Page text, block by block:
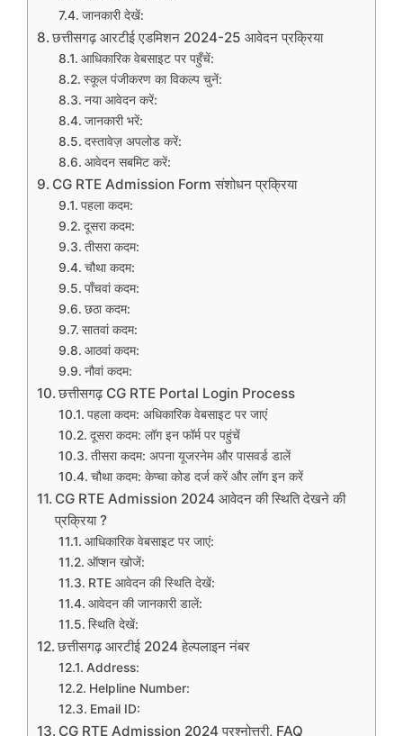
जानकारी देखें:
छत्तीसगढ़ आरटीई एडमिशन 2024-25 आवेदन प्रक्रिया
आधिकारिक वेबसाइट पर पहुँचें:
स्कूल पंजीकरण का विकल्प चुनें:
नया आवेदन करें:
जानकारी भरें:
दस्तावेज़ अपलोड करें:
आवेदन सबमिट करें:
CG RTE Admission Form संशोधन प्रक्रिया
पहला कदम:
दूसरा कदम:
तीसरा कदम:
चौथा कदम:
पाँचवां कदम:
छठा कदम:
सातवां कदम:
आठवां कदम:
नौवां कदम:
छत्तीसगढ़ CG RTE Portal Login Process
पहला कदम: अधिकारिक वेबसाइट पर जाएं
दूसरा कदम: लॉग इन फॉर्म पर पहुंचें
तीसरा कदम: अपना यूजरनेम और पासवर्ड डालें
चौथा कदम: केप्चा कोड दर्ज करें और लॉग इन करें
CG RTE Admission 2024 आवेदन की स्थिति देखने की
प्रक्रिया ?
आधिकारिक वेबसाइट पर जाएं:
ऑप्शन खोजें:
RTE आवेदन की स्थिति देखें:
आवेदन की जानकारी डालें:
स्थिति देखें:
छत्तीसगढ़ आरटीई 2024 हेल्पलाइन नंबर
Address:
Helpline Number:
Email ID:
CG RTE Admission 2024 प्रश्नोत्तरी, FAQ